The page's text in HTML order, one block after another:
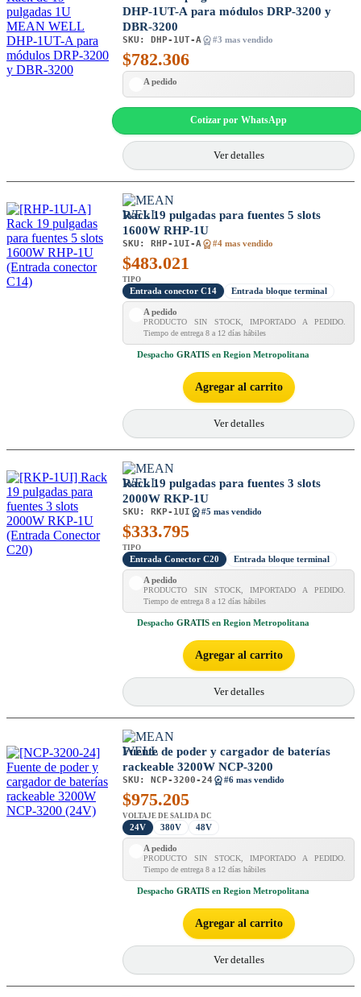
DHP-1UT-A para módulos DRP-3200 y
DBR-3200
SKU: DHP-1UT-A #3 mas vendido
$782.306
A pedido
Cotizar por WhatsApp
Ver detalles
Rack 19 pulgadas para fuentes 5 slots
1600W RHP-1U
SKU: RHP-1UI-A #4 mas vendido
$483.021
TIPO
Entrada conector C14 Entrada bloque terminal
A pedido
PRODUCTO SIN STOCK, IMPORTADO A PEDIDO.
Tiempo de entrega 8 a 12 días hábiles
Despacho GRATIS en Region Metropolitana
Agregar al carrito
Ver detalles
Rack 19 pulgadas para fuentes 3 slots
2000W RKP-1U
SKU: RKP-1UI #5 mas vendido
$333.795
TIPO
Entrada Conector C20 Entrada bloque terminal
A pedido
PRODUCTO SIN STOCK, IMPORTADO A PEDIDO.
Tiempo de entrega 8 a 12 días hábiles
Despacho GRATIS en Region Metropolitana
Agregar al carrito
Ver detalles
Fuente de poder y cargador de baterías
rackeable 3200W NCP-3200
SKU: NCP-3200-24 #6 mas vendido
$975.205
VOLTAJE DE SALIDA DC
24V 380V 48V
A pedido
PRODUCTO SIN STOCK, IMPORTADO A PEDIDO.
Tiempo de entrega 8 a 12 días hábiles
Despacho GRATIS en Region Metropolitana
Agregar al carrito
Ver detalles